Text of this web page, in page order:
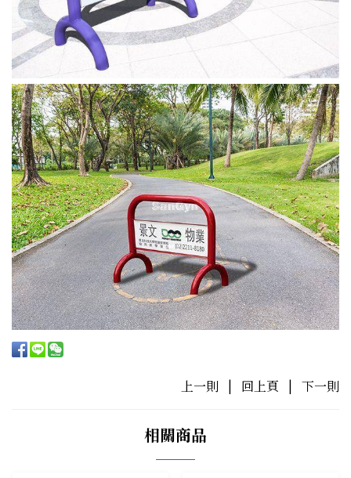
上一則 | 回上頁 | 下一則
相關商品